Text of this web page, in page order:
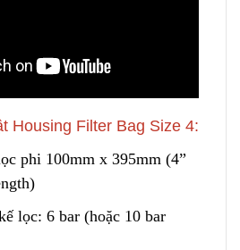
Housing Filter Bag Size 4:
phi 100mm x 395mm (4”
lọc: 6 bar (hoặc 10 bar